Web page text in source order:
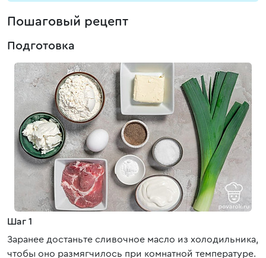
Пошаговый рецепт
Подготовка
Шаг 1
Заранее достаньте сливочное масло из холодильника,
чтобы оно размягчилось при комнатной температуре.